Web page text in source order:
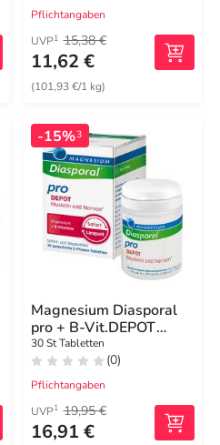
Pflichtangaben
UVP1 15,38 €
11,62 €
(101,93 €/1 kg)
-15%3
Magnesium Diasporal
pro + B-Vit.DEPOT
Musk. + Nerv.Tab
30 St Tabletten
(0)
Pflichtangaben
UVP1 19,95 €
16,91 €